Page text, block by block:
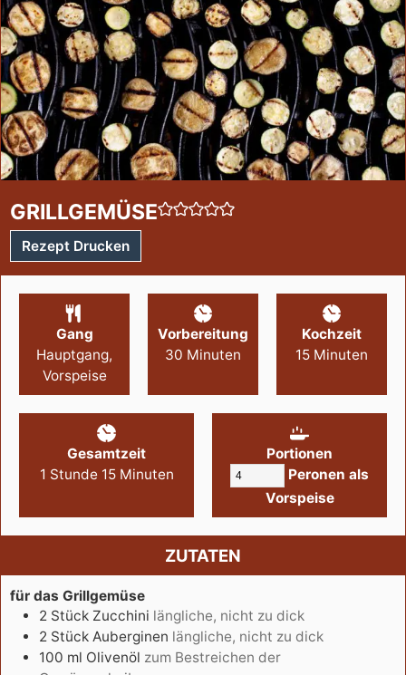
GRILLGEMÜSE
Rezept Drucken
Gang
Hauptgang,
Vorspeise
Vorbereitung
30 Minuten
Kochzeit
15 Minuten
Gesamtzeit
1 Stunde 15 Minuten
Portionen
Peronen als
Vorspeise
ZUTATEN
für das Grillgemüse
2 Stück Zucchini längliche, nicht zu dick
2 Stück Auberginen längliche, nicht zu dick
100 ml Olivenöl zum Bestreichen der